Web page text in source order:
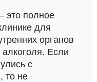
это полное
для
органов
Если
с
то не